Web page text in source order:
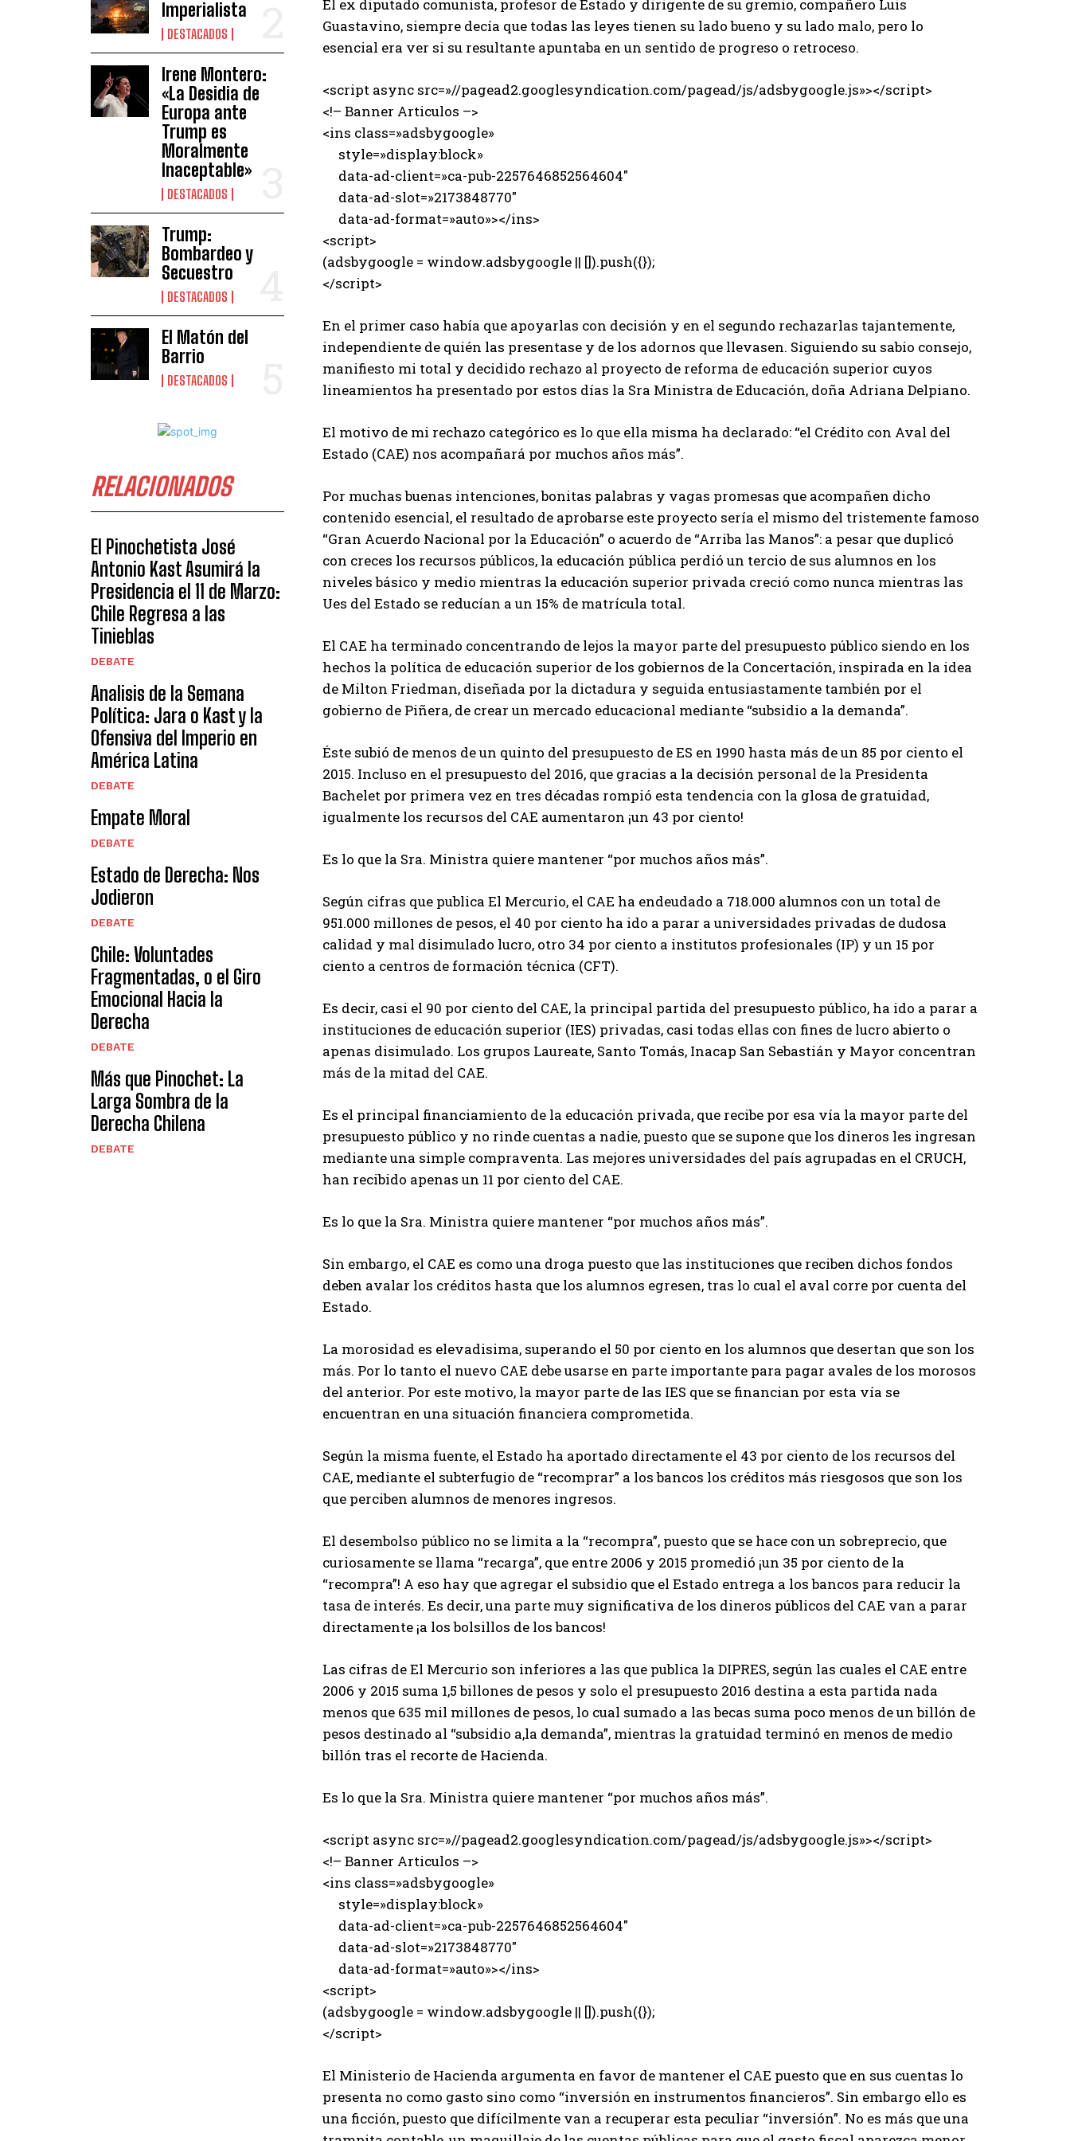
Imperialista
DESTACADOS
Irene Montero:
«La Desidia de
Europa ante
Trump es
Moralmente
Inaceptable»
DESTACADOS
Trump:
Bombardeo y
Secuestro
DESTACADOS
El Matón del
Barrio
DESTACADOS
RELACIONADOS
El Pinochetista José
Antonio Kast Asumirá la
Presidencia el 11 de Marzo:
Chile Regresa a las
Tinieblas
DEBATE
Analisis de la Semana
Política: Jara o Kast y la
Ofensiva del Imperio en
América Latina
DEBATE
Empate Moral
DEBATE
Estado de Derecha: Nos
Jodieron
DEBATE
Chile: Voluntades
Fragmentadas, o el Giro
Emocional Hacia la
Derecha
DEBATE
Más que Pinochet: La
Larga Sombra de la
Derecha Chilena
DEBATE
El ex diputado comunista, profesor de Estado y dirigente de su gremio, compañero Luis
Guastavino, siempre decía que todas las leyes tienen su lado bueno y su lado malo, pero lo
esencial era ver si su resultante apuntaba en un sentido de progreso o retroceso.
<script async src=»//pagead2.googlesyndication.com/pagead/js/adsbygoogle.js»></script>
<!– Banner Articulos –>
<ins class=»adsbygoogle»
style=»display:block»
data-ad-client=»ca-pub-2257646852564604″
data-ad-slot=»2173848770″
data-ad-format=»auto»></ins>
<script>
(adsbygoogle = window.adsbygoogle || []).push({});
</script>
En el primer caso había que apoyarlas con decisión y en el segundo rechazarlas tajantemente,
independiente de quién las presentase y de los adornos que llevasen. Siguiendo su sabio consejo,
manifiesto mi total y decidido rechazo al proyecto de reforma de educación superior cuyos
lineamientos ha presentado por estos días la Sra Ministra de Educación, doña Adriana Delpiano.
El motivo de mi rechazo categórico es lo que ella misma ha declarado: “el Crédito con Aval del
Estado (CAE) nos acompañará por muchos años más”.
Por muchas buenas intenciones, bonitas palabras y vagas promesas que acompañen dicho
contenido esencial, el resultado de aprobarse este proyecto sería el mismo del tristemente famoso
“Gran Acuerdo Nacional por la Educación” o acuerdo de “Arriba las Manos”: a pesar que duplicó
con creces los recursos públicos, la educación pública perdió un tercio de sus alumnos en los
niveles básico y medio mientras la educación superior privada creció como nunca mientras las
Ues del Estado se reducían a un 15% de matrícula total.
El CAE ha terminado concentrando de lejos la mayor parte del presupuesto público siendo en los
hechos la política de educación superior de los gobiernos de la Concertación, inspirada en la idea
de Milton Friedman, diseñada por la dictadura y seguida entusiastamente también por el
gobierno de Piñera, de crear un mercado educacional mediante “subsidio a la demanda”.
Éste subió de menos de un quinto del presupuesto de ES en 1990 hasta más de un 85 por ciento el
2015. Incluso en el presupuesto del 2016, que gracias a la decisión personal de la Presidenta
Bachelet por primera vez en tres décadas rompió esta tendencia con la glosa de gratuidad,
igualmente los recursos del CAE aumentaron ¡un 43 por ciento!
Es lo que la Sra. Ministra quiere mantener “por muchos años más”.
Según cifras que publica El Mercurio, el CAE ha endeudado a 718.000 alumnos con un total de
951.000 millones de pesos, el 40 por ciento ha ido a parar a universidades privadas de dudosa
calidad y mal disimulado lucro, otro 34 por ciento a institutos profesionales (IP) y un 15 por
ciento a centros de formación técnica (CFT).
Es decir, casi el 90 por ciento del CAE, la principal partida del presupuesto público, ha ido a parar a
instituciones de educación superior (IES) privadas, casi todas ellas con fines de lucro abierto o
apenas disimulado. Los grupos Laureate, Santo Tomás, Inacap San Sebastián y Mayor concentran
más de la mitad del CAE.
Es el principal financiamiento de la educación privada, que recibe por esa vía la mayor parte del
presupuesto público y no rinde cuentas a nadie, puesto que se supone que los dineros les ingresan
mediante una simple compraventa. Las mejores universidades del país agrupadas en el CRUCH,
han recibido apenas un 11 por ciento del CAE.
Es lo que la Sra. Ministra quiere mantener “por muchos años más”.
Sin embargo, el CAE es como una droga puesto que las instituciones que reciben dichos fondos
deben avalar los créditos hasta que los alumnos egresen, tras lo cual el aval corre por cuenta del
Estado.
La morosidad es elevadisima, superando el 50 por ciento en los alumnos que desertan que son los
más. Por lo tanto el nuevo CAE debe usarse en parte importante para pagar avales de los morosos
del anterior. Por este motivo, la mayor parte de las IES que se financian por esta vía se
encuentran en una situación financiera comprometida.
Según la misma fuente, el Estado ha aportado directamente el 43 por ciento de los recursos del
CAE, mediante el subterfugio de “recomprar” a los bancos los créditos más riesgosos que son los
que perciben alumnos de menores ingresos.
El desembolso público no se limita a la “recompra”, puesto que se hace con un sobreprecio, que
curiosamente se llama “recarga”, que entre 2006 y 2015 promedió ¡un 35 por ciento de la
“recompra”! A eso hay que agregar el subsidio que el Estado entrega a los bancos para reducir la
tasa de interés. Es decir, una parte muy significativa de los dineros públicos del CAE van a parar
directamente ¡a los bolsillos de los bancos!
Las cifras de El Mercurio son inferiores a las que publica la DIPRES, según las cuales el CAE entre
2006 y 2015 suma 1,5 billones de pesos y solo el presupuesto 2016 destina a esta partida nada
menos que 635 mil millones de pesos, lo cual sumado a las becas suma poco menos de un billón de
pesos destinado al “subsidio a,la demanda”, mientras la gratuidad terminó en menos de medio
billón tras el recorte de Hacienda.
Es lo que la Sra. Ministra quiere mantener “por muchos años más”.
<script async src=»//pagead2.googlesyndication.com/pagead/js/adsbygoogle.js»></script>
<!– Banner Articulos –>
<ins class=»adsbygoogle»
style=»display:block»
data-ad-client=»ca-pub-2257646852564604″
data-ad-slot=»2173848770″
data-ad-format=»auto»></ins>
<script>
(adsbygoogle = window.adsbygoogle || []).push({});
</script>
El Ministerio de Hacienda argumenta en favor de mantener el CAE puesto que en sus cuentas lo
presenta no como gasto sino como “inversión en instrumentos financieros”. Sin embargo ello es
una ficción, puesto que difícilmente van a recuperar esta peculiar “inversión”. No es más que una